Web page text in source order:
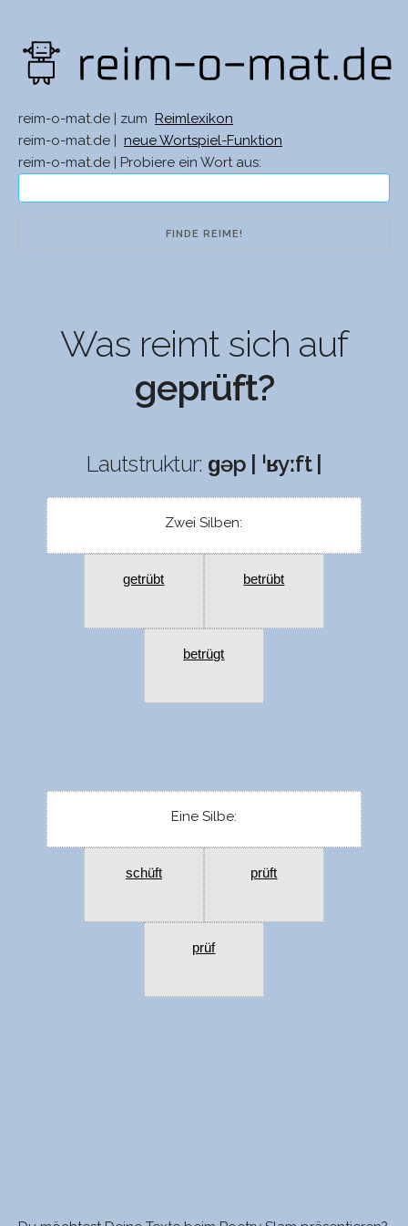
reim-o-mat.de | zum
Reimlexikon
reim-o-mat.de |
neue Wortspiel-Funktion
reim-o-mat.de | Probiere ein Wort aus:
Was reimt sich auf
geprüft?
Lautstruktur: ɡəp | ˈʁyːft |
Zwei Silben:
getrübt betrübt
betrügt
Eine Silbe:
schüft prüft
prüf